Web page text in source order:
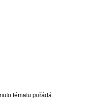
tématu pořádá.